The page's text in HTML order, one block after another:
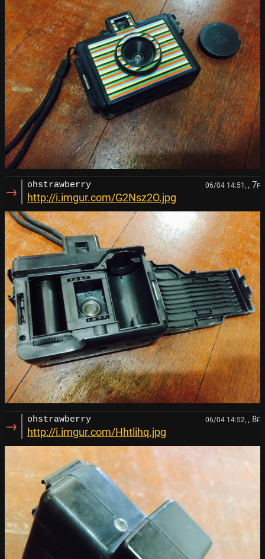
→ ohstrawberry 06/04 14:51, , 7F
http://i.imgur.com/G2Nsz2O.jpg
→ ohstrawberry 06/04 14:52, , 8F
http://i.imgur.com/Hhtlihq.jpg